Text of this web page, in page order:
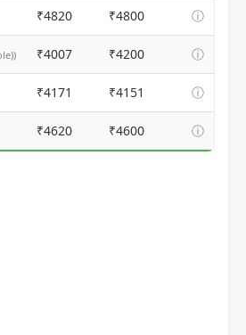
₹4820 ₹4800 ⓘ
₹4007 ₹4200 ⓘ
₹4171 ₹4151 ⓘ
₹4620 ₹4600 ⓘ